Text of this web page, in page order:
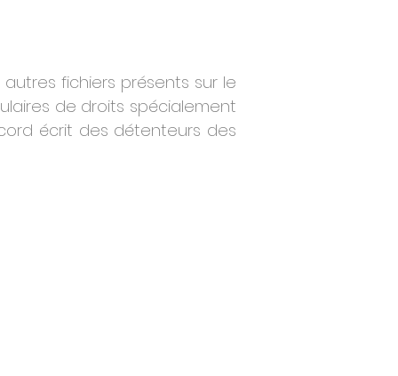
fichiers présents sur le
de droits spécialement
écrit des détenteurs des